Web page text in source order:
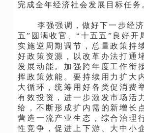
完成全年经济社会发展目标任务
李强强调，做好下一步经
五”圆满收官、“十五五”良好开
实施逆周期调节，总量政策持
好政策资源，以改革办法打通
发展动能。加强跨年度工作衔
挥政策效能。要持续用力扩大
大循环，统筹用好各类促消费
有效投资，进一步激发市场活
给，不断形成扩内需的新增长
营造一流产业生态，综合治理
性竞争，促进上下游、大中小